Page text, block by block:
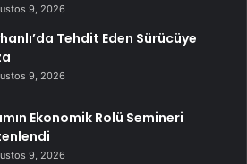
9, 2026
Tehdit Eden Sürücüye
9, 2026
Ekonomik Rolü Semineri
9, 2026